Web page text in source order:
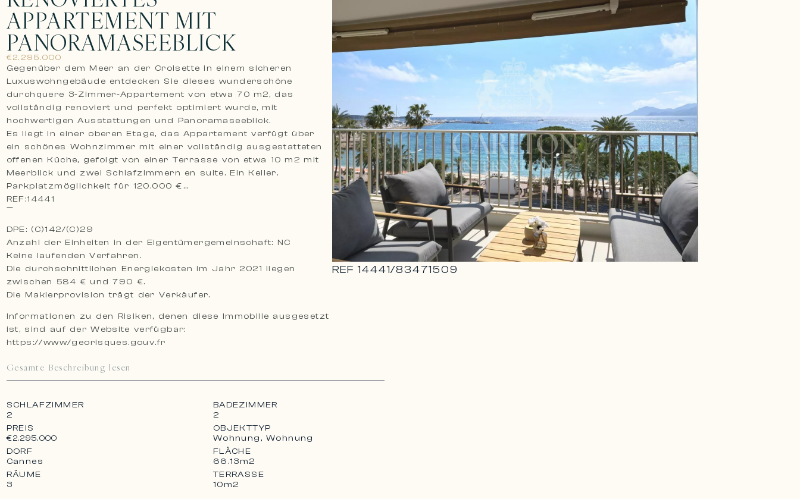
APPARTEMENT MIT
PANORAMASEEBLICK
€2.295.000
Gegenüber dem Meer an der Croisette in einem sicheren
Luxuswohngebäude entdecken Sie dieses wunderschöne
durchquere 3-Zimmer-Appartement von etwa 70 m2, das
vollständig renoviert und perfekt optimiert wurde, mit
hochwertigen Ausstattungen und Panoramaseeblick.
Es liegt in einer oberen Etage, das Appartement verfügt über
ein schönes Wohnzimmer mit einer vollständig ausgestatteten
offenen Küche, gefolgt von einer Terrasse von etwa 10 m2 mit
Meerblick und zwei Schlafzimmern en suite. Ein Keller.
Parkplatzmöglichkeit für 120.000 €
REF:14441
—
DPE: (C)142/(C)29
Anzahl der Einheiten in der Eigentümergemeinschaft: NC
Keine laufenden Verfahren.
Die durchschnittlichen Energiekosten im Jahr 2021 liegen
zwischen 584 € und 790 €.
Die Maklerprovision trägt der Verkäufer.
Informationen zu den Risiken, denen diese Immobilie ausgesetzt
ist, sind auf der Website verfügbar:
https://www/georisques.gouv.fr
Gesamte Beschreibung lesen
REF14441/83471509
SCHLAFZIMMER
2
BADEZIMMER
2
PREIS
€2.295.000
OBJEKTTYP
Wohnung, Wohnung
DORF
Cannes
FLÄCHE
66.13m2
RÄUME
3
TERRASSE
10m2